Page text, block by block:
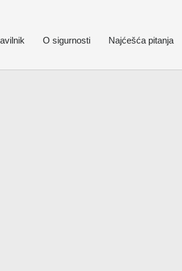
O sigurnosti Najćešća pitanja